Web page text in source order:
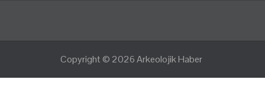
Copyright © 2026Arkeolojik Haber